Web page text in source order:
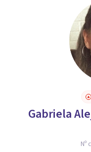
Gabriela
Nº